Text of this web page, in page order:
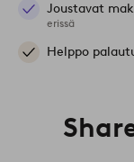
Joustavat
erissä
Helppo